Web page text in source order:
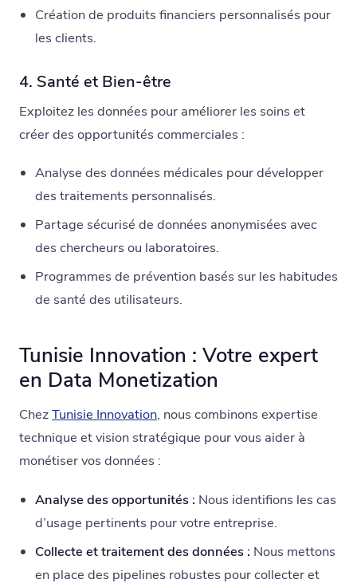
Création de produits financiers personnalisés pour
les clients.
4. Santé et Bien-être
Exploitez les données pour améliorer les soins et
créer des opportunités commerciales :
Analyse des données médicales pour développer
des traitements personnalisés.
Partage sécurisé de données anonymisées avec
des chercheurs ou laboratoires.
Programmes de prévention basés sur les habitudes
de santé des utilisateurs.
Tunisie Innovation : Votre expert
en Data Monetization
ChezTunisie Innovation, nous combinons expertise
technique et vision stratégique pour vous aider à
monétiser vos données :
Analyse des opportunités : Nous identifions les cas
d’usage pertinents pour votre entreprise.
Collecte et traitement des données : Nous mettons
en place des pipelines robustes pour collecter et